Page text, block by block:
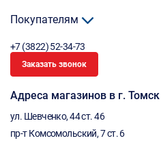
Покупателям
+7 (3822) 52-34-73
Заказать звонок
Адреса магазинов в г. Томск
ул. Шевченко, 44 ст. 46
пр-т Комсомольский, 7 ст. 6